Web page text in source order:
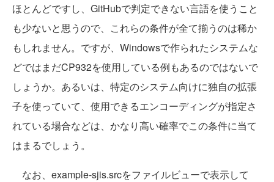
ほとんどですし、GitHubで判定できない言語を使うこと
も少ないと思うので、これらの条件が全て揃うのは稀か
もしれません。ですが、Windowsで作られたシステムな
どではまだCP932を使用している例もあるのではないで
しょうか。あるいは、特定のシステム向けに独自の拡張
子を使っていて、使用できるエンコーディングが指定さ
れている場合などは、かなり高い確率でこの条件に当て
はまるでしょう。
なお、example-sjis.srcをファイルビューで表示して